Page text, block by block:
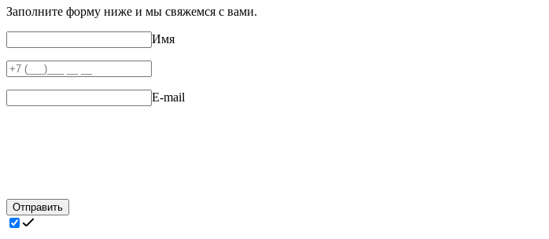
Заполните форму ниже и мы свяжемся с вами.
Имя
E-mail
Отправить